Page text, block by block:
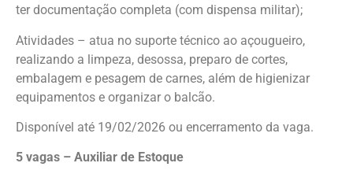
ter documentação completa (com dispensa militar);
Atividades – atua no suporte técnico ao açougueiro,
realizando a limpeza, desossa, preparo de cortes,
embalagem e pesagem de carnes, além de higienizar
equipamentos e organizar o balcão.
Disponível até 19/02/2026 ou encerramento da vaga.
5 vagas – Auxiliar de Estoque